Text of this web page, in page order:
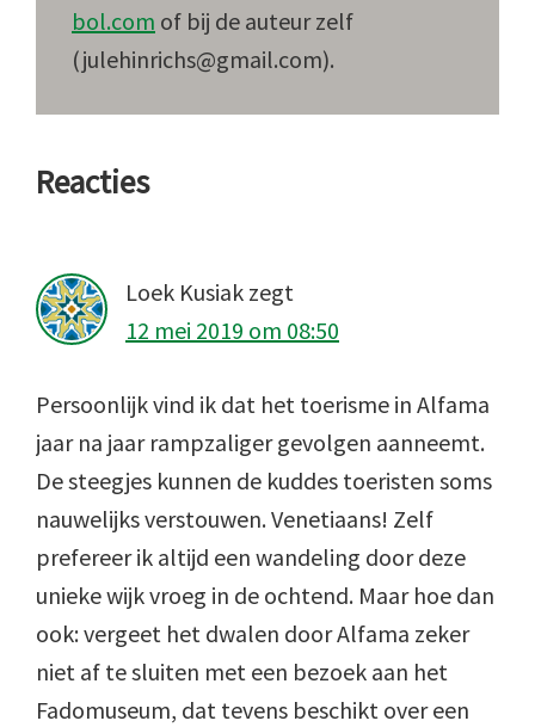
bol.com of bij de auteur zelf
(julehinrichs@gmail.com).
Lees
Reacties
Loek Kusiak zegt
12 mei 2019 om 08:50
Persoonlijk vind ik dat het toerisme in Alfama
jaar na jaar rampzaliger gevolgen aanneemt.
De steegjes kunnen de kuddes toeristen soms
nauwelijks verstouwen. Venetiaans! Zelf
prefereer ik altijd een wandeling door deze
unieke wijk vroeg in de ochtend. Maar hoe dan
ook: vergeet het dwalen door Alfama zeker
niet af te sluiten met een bezoek aan het
Fadomuseum, dat tevens beschikt over een